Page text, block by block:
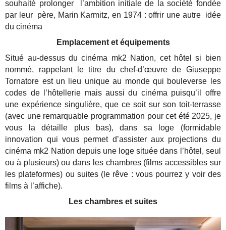
souhaité prolonger l’ambition initiale de la société fondée
par leur père, Marin Karmitz, en 1974 : offrir une autre idée
du cinéma
Emplacement et équipements
Situé au-dessus du cinéma mk2 Nation, cet hôtel si bien
nommé, rappelant le titre du chef-d’œuvre de Giuseppe
Tornatore est un lieu unique au monde qui bouleverse les
codes de l’hôtellerie mais aussi du cinéma puisqu’il offre
une expérience singulière, que ce soit sur son toit-terrasse
(avec une remarquable programmation pour cet été 2025, je
vous la détaille plus bas), dans sa loge (formidable
innovation qui vous permet d’assister aux projections du
cinéma mk2 Nation depuis une loge située dans l’hôtel, seul
ou à plusieurs) ou dans les chambres (films accessibles sur
les plateformes) ou suites (le rêve : vous pourrez y voir des
films à l’affiche).
Les chambres et suites